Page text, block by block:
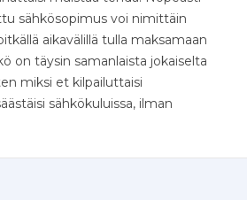
sähkösopimus voi nimittäin
aikavälillä tulla maksamaan
on täysin samanlaista jokaiselta
miksi et kilpailuttaisi
sähkökuluissa, ilman